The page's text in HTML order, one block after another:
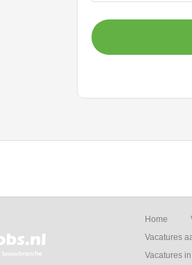
Home
Vacatures
Vacatures